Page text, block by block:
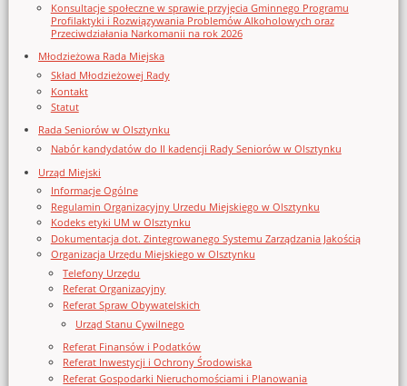
Konsultacje społeczne w sprawie przyjęcia Gminnego Programu
Profilaktyki i Rozwiązywania Problemów Alkoholowych oraz
Przeciwdziałania Narkomanii na rok 2026
Młodzieżowa Rada Miejska
Skład Młodzieżowej Rady
Kontakt
Statut
Rada Seniorów w Olsztynku
Nabór kandydatów do II kadencji Rady Seniorów w Olsztynku
Urząd Miejski
Informacje Ogólne
Regulamin Organizacyjny Urzedu Miejskiego w Olsztynku
Kodeks etyki UM w Olsztynku
Dokumentacja dot. Zintegrowanego Systemu Zarządzania Jakością
Organizacja Urzędu Miejskiego w Olsztynku
Telefony Urzędu
Referat Organizacyjny
Referat Spraw Obywatelskich
Urząd Stanu Cywilnego
Referat Finansów i Podatków
Referat Inwestycji i Ochrony Środowiska
Referat Gospodarki Nieruchomościami i Planowania